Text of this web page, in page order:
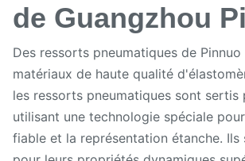
de Guangzhou
Des ressorts pneumatiques de
matériaux de haute qualité
les ressorts pneumatiques sont sertis
utilisant une technologie spéciale
fiable et la représentation étanche. Ils